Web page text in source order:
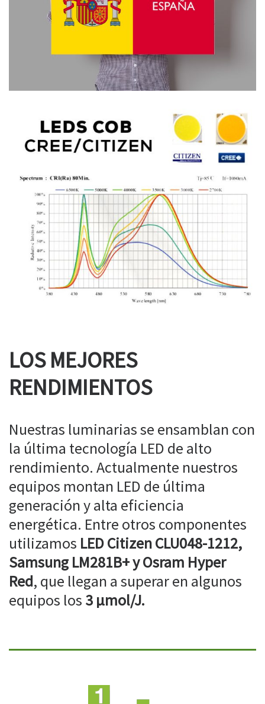
LOS MEJORES
RENDIMIENTOS
Nuestras luminarias se ensamblan con
la última tecnología LED de alto
rendimiento. Actualmente nuestros
equipos montan LED de última
generación y alta eficiencia
energética. Entre otros componentes
utilizamos LED Citizen CLU048-1212,
Samsung LM281B+ y Osram Hyper
Red, que llegan a superar en algunos
equipos los 3 µmol/J.